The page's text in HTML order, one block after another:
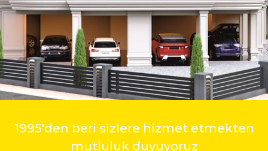
1995'den beri sizlere hizmet etmekten
mutluluk duyuyoruz